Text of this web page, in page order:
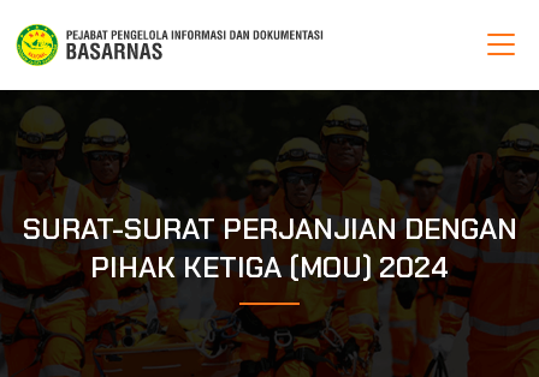
SURAT-SURAT PERJANJIAN DENGAN
PIHAK KETIGA (MOU) 2024